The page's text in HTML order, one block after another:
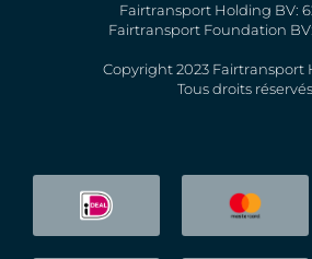
Fairtransport Holding BV:
Fairtransport Foundation BV:
Copyright 2023 Fairtransport
Tous droits réservés